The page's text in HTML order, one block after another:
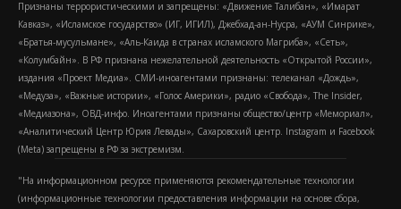
Признаны террористическими и запрещены: «Движение Талибан», «Имарат
Кавказ», «Исламское государство» (ИГ, ИГИЛ), Джебхад-ан-Нусра, «АУМ Синрике»,
«Братья-мусульмане», «Аль-Каида в странах исламского Магриба», «Сеть»,
«Колумбайн». В РФ признана нежелательной деятельность «Открытой России»,
издания «Проект Медиа». СМИ-иноагентами признаны: телеканал «Дождь»,
«Медуза», «Важные истории», «Голос Америки», радио «Свобода», The Insider,
«Медиазона», ОВД-инфо. Иноагентами признаны общество/центр «Мемориал»,
«Аналитический Центр Юрия Левады», Сахаровский центр. Instagram и Facebook
(Metа) запрещены в РФ за экстремизм.
"На информационном ресурсе применяются рекомендательные технологии
(информационные технологии предоставления информации на основе сбора,